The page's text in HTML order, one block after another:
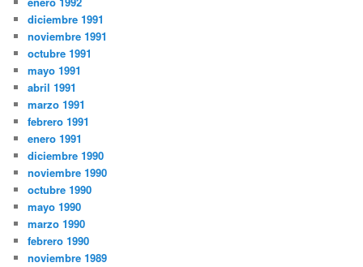
diciembre 1991
noviembre 1991
octubre 1991
mayo 1991
abril 1991
marzo 1991
febrero 1991
enero 1991
diciembre 1990
noviembre 1990
octubre 1990
mayo 1990
marzo 1990
febrero 1990
noviembre 1989